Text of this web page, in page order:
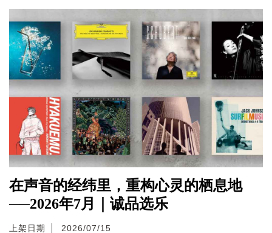
在声音的经纬里，重构心灵的栖息地
──2026年7月｜诚品选乐
上架日期 2026/07/15